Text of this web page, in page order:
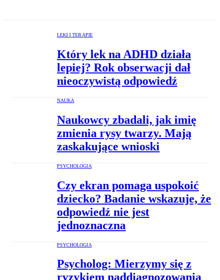
LEKI I TERAPIE
Który lek na ADHD działa
lepiej? Rok obserwacji dał
nieoczywistą odpowiedź
NAUKA
Naukowcy zbadali, jak imię
zmienia rysy twarzy. Mają
zaskakujące wnioski
PSYCHOLOGIA
Czy ekran pomaga uspokoić
dziecko? Badanie wskazuje, że
odpowiedź nie jest
jednoznaczna
PSYCHOLOGIA
Psycholog: Mierzymy się z
ryzykiem naddiagnozowania